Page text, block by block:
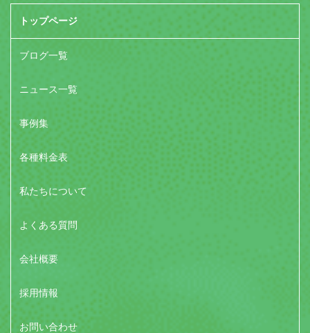
トップページ
ブログ一覧
ニュース一覧
事例集
各種料金表
私たちについて
よくある質問
会社概要
採用情報
お問い合わせ